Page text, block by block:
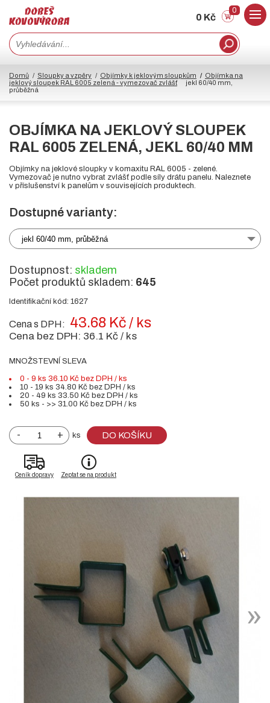
0 Kč
0
Domů Sloupky a vzpěry Objímky k jeklovým sloupkům
Objímka na
jeklový sloupek RAL 6005 zelená - vymezovač zvlášť
jekl 60/40 mm,
průběžná
OBJÍMKA NA JEKLOVÝ SLOUPEK
RAL 6005 ZELENÁ, JEKL 60/40 MM
Objímky na jeklové sloupky v komaxitu RAL 6005 - zelené.
Vymezovač je nutno vybrat zvlášť podle síly drátu panelu. Naleznete
v příslušenství k panelům v souvisejících produktech.
Dostupné varianty:
jekl 60/40 mm, průběžná
Dostupnost: skladem
Počet produktů skladem: 645
Identifikační kód: 1627
Cena s DPH: 43.68 Kč / ks
Cena bez DPH: 36.1 Kč / ks
MNOŽSTEVNÍ SLEVA
0 - 9 ks 36.10 Kč bez DPH / ks
10 - 19 ks 34.80 Kč bez DPH / ks
20 - 49 ks 33.50 Kč bez DPH / ks
50 ks - >> 31.00 Kč bez DPH / ks
- + ks DO KOŠÍKU
Ceník dopravy Zeptat se na produkt